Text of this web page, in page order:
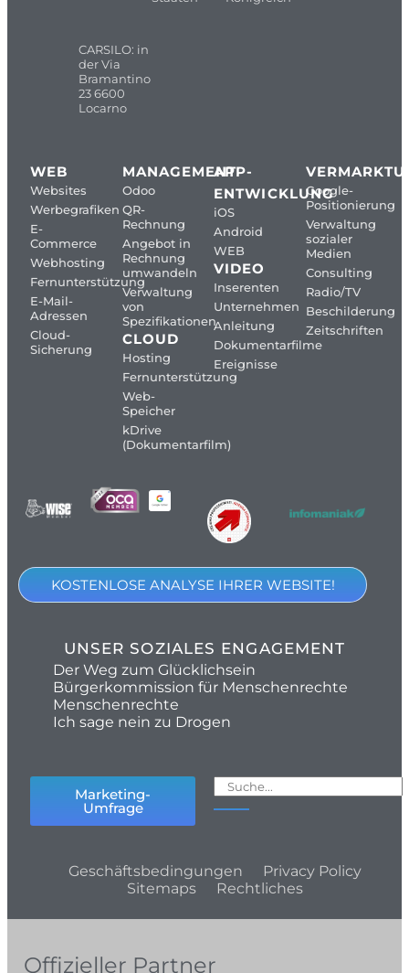
CARSILO: in
der Via
Bramantino
23 6600
Locarno
WEB
Websites
Werbegrafiken
E-
Commerce
Webhosting
Fernunterstützung
E-Mail-
Adressen
Cloud-
Sicherung
MANAGEMENT
Odoo
QR-
Rechnung
Angebot in
Rechnung
umwandeln
Verwaltung
von
Spezifikationen
CLOUD
Hosting
Fernunterstützung
Web-
Speicher
kDrive
(Dokumentarfilm)
APP-
ENTWICKLUNG
iOS
Android
WEB
VIDEO
Inserenten
Unternehmen
Anleitung
Dokumentarfilme
Ereignisse
Google-
Positionierung
Verwaltung
sozialer
Medien
Consulting
Radio/TV
Beschilderung
Zeitschriften
KOSTENLOSE ANALYSE IHRER WEBSITE!
UNSER SOZIALES ENGAGEMENT
Der Weg zum Glücklichsein
Bürgerkommission für Menschenrechte
Menschenrechte
Ich sage nein zu Drogen
Marketing-
Umfrage
Geschäftsbedingungen
Privacy Policy
Sitemaps
Rechtliches
Offizieller Partner